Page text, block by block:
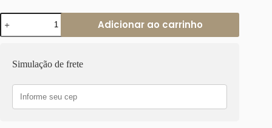
Pulseira
Ágata
Verde
com
Oval
Banho
Adicionar ao carrinho
Simulação de frete